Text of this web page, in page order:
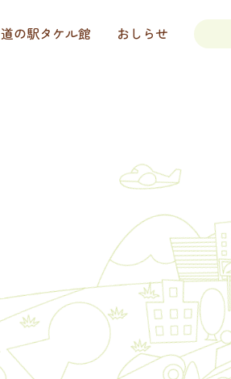
道の駅タケル館 おしらせ